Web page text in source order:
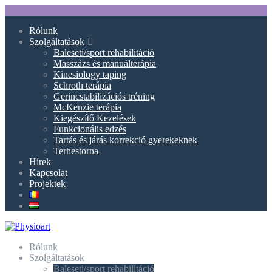
Rólunk
Szolgáltatások
Baleseti/sport rehabilitáció
Masszázs és manuálterápia
Kinesiology taping
Schroth terápia
Gerincstabilizációs tréning
McKenzie terápia
Kiegészítő Kezelések
Funkcionális edzés
Tartás és járás korrekció gyerekeknek
Terhestorna
Hírek
Kapcsolat
Projektek
Rólunk
Szolgáltatások
Baleseti/sport rehabilitáció